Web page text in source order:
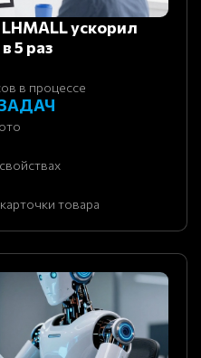
ускорил
5 раз
в процессе
товара